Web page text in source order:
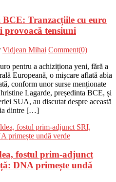
Tranzacțiile cu euro
provoacă tensiuni
Vidjean Mihai Comment(0)
pentru a achiziționa yeni, fără a
Europeană, o mișcare aflată abia
conform unor surse menționate
Lagarde, președinta BCE, și
SUA, au discutat despre această
dintre […]
fostul prim-adjunct
DNA primește undă